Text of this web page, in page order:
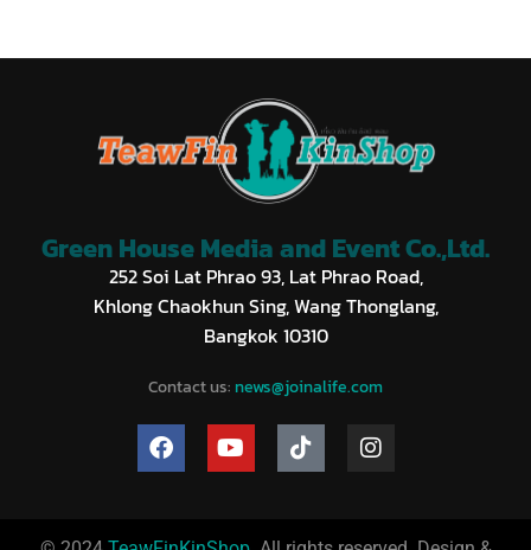
Green House Media and Event Co.,Ltd.
252 Soi Lat Phrao 93, Lat Phrao Road,
Khlong Chaokhun Sing, Wang Thonglang,
Bangkok 10310
Contact us: news@joinalife.com